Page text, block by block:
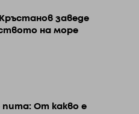
заведе
на море
От какво е